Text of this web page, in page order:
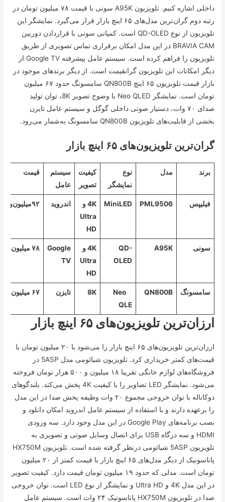
داخلی اشاره کنیم. تلویزیون A95K سونی با قیمت ۷۸ میلیون تومان در
رتبه دوم گران‌ترین مدل‌های ۶۵ اینچ بازار قرار می‌گیرد. نمایشگر این
تلویزیون از نوع QD-OLED است. کمپانی سونی با قراردادن دوربین
BRAVIA CAM در این مدل امکان برقراری تماس تصویری از طریق
تلویزیون را فراهم کرده است. سیستم عامل پیشرفته Google TV از
دیگر امکانات این تلویزیون گرانقیمت است. از دیگر برند‌های موجود در
بازار قیمت تلویزیون ۶۵ اینچ QN800B سامسونگ حدود ۶۷ میلیون
تومان است. نمایشگر Neo QLED با وضوح تصویر 8K، توان تولید
صدای ۷۰ وات، دستیار صوتی داخلی گوگل و سیستم عامل تایزن
بخشی از قابلیت‌های تلویزیون QN800B سامسونگ به‌شمار می‌رود.
گران‌ترین تلویزیون‌های ۶۵ اینچ بازار
برند مدل
نوع
نمایشگر
کیفیت
تصویر
سیستم
عامل
قیمت
فیلیپس PML9506
MiniLED
4K و
Ultra
HD
اندروید ۹۲‌میلیون‌و۵۰۰هزارتومان
سونی A95K
QD-
OLED
4K و
Ultra
HD
Google
TV
۷۸ میلیون تومان
سامسونگ QN800B
Neo
QLE
8K تایزن ۶۷ میلیون تومان
ارزان‌ترین تلویزیون‌های ۶۵ اینچ بازار
ارزان‌ترین تلویزیون‌های ۶۵ اینچ بازار را می‌شود با ۲۰ میلیون تومان یا
قیمت‌های کمتر خریداری کرد. تلویزیون شیائومی مدل 5ASP در
فروشگاه‌های لوازم خانگی تقریبا ۱۸ میلیون و ۵۰۰ هزار تومان فروخته
می‌شود. نمایشگر LED تصاویر را با کیفیت 4K پخش می‌کند. بلندگو‌های
دوکاناله با توان خروجی مجموع ۲۰ وات وظیفه پخش صدا در این مدل
را برعهده دارند و با استفاده از سیستم عامل اندروید امکان دانلود و
نصب برنامه‌های Google Play در این مدل وجود دارد. سه ورودی
HDMI و سه درگاه USB برای اتصال وسایل صوتی و تصویری به
تلویزیون 5ASP شیائومی درنظر گرفته شده است. تلویزیون HX750M
پاناسونیک از دیگر مدل‌های ۶۵ اینچ بازار با قیمت کمتر از ۲۰ میلیون
تومان است. مدلی که حدود ۱۹ میلیون تومان قیمت دارد. کیفیت تصویر
در این مدل 4K و Ultra HD و نمایشگر از نوع LED است. توان خروجی
صدا در تلویزیون HX750M پاناسونیک ۲۴ وات است. سیستم عامل